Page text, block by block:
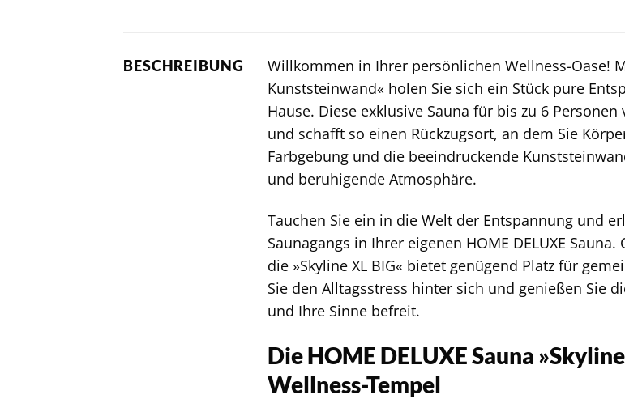
BESCHREIBUNG Willkommen in Ihrer persönlichen Wellness-Oase!
Kunststeinwand« holen Sie sich ein Stück pure
Hause. Diese exklusive Sauna für bis zu 6
und schafft so einen Rückzugsort, an dem Sie
Farbgebung und die beeindruckende
und beruhigende Atmosphäre.
Tauchen Sie ein in die Welt der Entspannung und
Saunagangs in Ihrer eigenen HOME DELUXE
die »Skyline XL BIG« bietet genügend Platz für
Sie den Alltagsstress hinter sich und genießen Sie
und Ihre Sinne befreit.
Die HOME DELUXE Sauna
Wellness-Tempel